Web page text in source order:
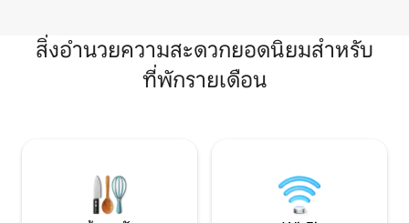
สิ่งอำนวยความสะดวกยอดนิยมสำหรับ
ที่พักรายเดือน